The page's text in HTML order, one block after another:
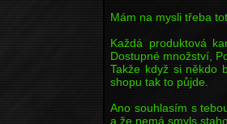
Mám na mysli třeba
Každá produktová
Dostupné množství,
Takže když si někdo
shopu tak to půjde.
Ano souhlasím s
a že nemá smyls